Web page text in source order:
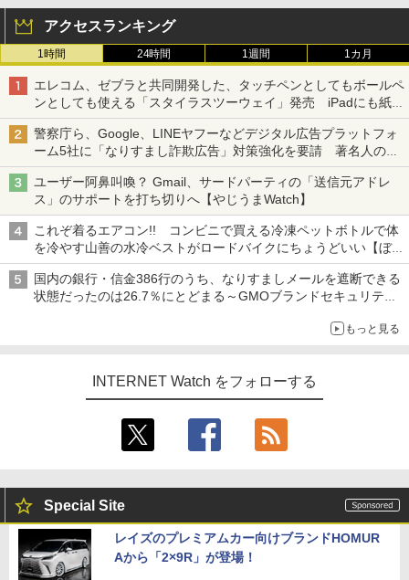
アクセスランキング
1時間 24時間 1週間 1カ月
エレコム、ゼブラと共同開発した、タッチペンとしてもボールペ
ンとしても使える「スタイラスツーウェイ」発売 iPadにも紙に
も、持ち替えずに書き込める
警察庁ら、Google、LINEヤフーなどデジタル広告プラットフォ
ーム5社に「なりすまし詐欺広告」対策強化を要請 著名人の写
真や映像を使った投資詐欺などへの対策として
ユーザー阿鼻叫喚？ Gmail、サードパーティの「送信元アドレ
ス」のサポートを打ち切りへ【やじうまWatch】
これぞ着るエアコン!! コンビニで買える冷凍ペットボトルで体
を冷やす山善の水冷ベストがロードバイクにちょうどいい【ぼっ
ち・ざ・ろーど！その14】【空いた時間でなにしてる？】
国内の銀行・信金386行のうち、なりすましメールを遮断できる
状態だったのは26.7％にとどまる～GMOブランドセキュリティ
もっと見る
INTERNET Watch をフォローする
Special Site
レイズのプレミアムカー向けブランドHOMUR
Aから「2×9R」が登場！